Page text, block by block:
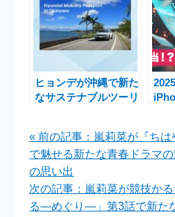
阪急交通社が知名度調
査発表
前
【
ヒョンデが沖縄で新た
なサステナブルツーリ
を開始
« 前の記事：嵐莉菜が『ちは
で魅せる新たな青春ドラマの
の思い出
次の記事：嵐莉菜が競技か
る―めぐり―」第3話で新た